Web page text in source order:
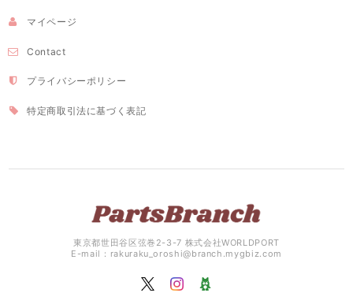
マイページ
Contact
プライバシーポリシー
特定商取引法に基づく表記
東京都世田谷区弦巻2-3-7 株式会社WORLDPORT
E-mail： rakuraku_oroshi@branch.mygbiz.com